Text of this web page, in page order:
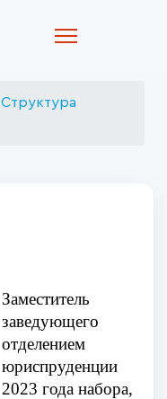
Структура
Заместитель
заведующего
отделением
юриспруденции
2023 года набора,